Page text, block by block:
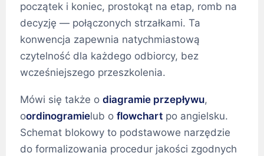
początek i koniec, prostokąt na etap, romb na
decyzję — połączonych strzałkami. Ta
konwencja zapewnia natychmiastową
czytelność dla każdego odbiorcy, bez
wcześniejszego przeszkolenia.
Mówi się także o diagramie przepływu,
oordinogramielub o flowchart po angielsku.
Schemat blokowy to podstawowe narzędzie
do formalizowania procedur jakości zgodnych